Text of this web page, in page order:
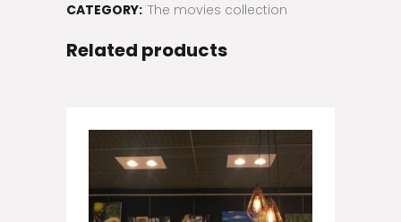
CATEGORY: The movies collection
Related products